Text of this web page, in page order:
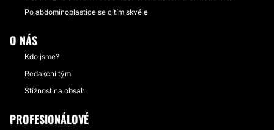
Po abdominoplastice se cítím skvěle
O NÁS
Kdo jsme?
Redakční tým
Stížnost na obsah
PROFESIONÁLOVÉ